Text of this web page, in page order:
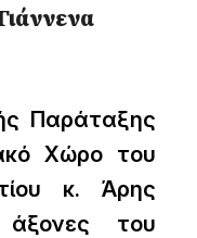
Παράταξης
Χώρο του
κ. Άρης
άξονες του